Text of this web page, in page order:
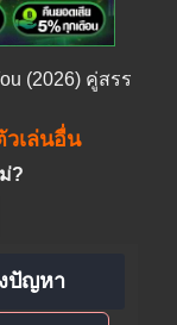
(2026) คู่สรร
เล่นอื่น
?
ปัญหา